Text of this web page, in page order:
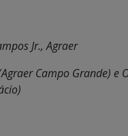
Jr., Agraer
Campo Grande) e